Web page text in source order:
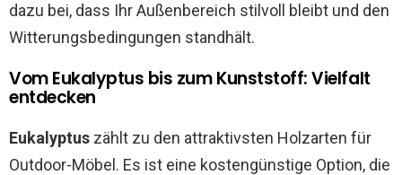
dazu bei, dass Ihr Außenbereich stilvoll bleibt und den
Witterungsbedingungen standhält.
Vom Eukalyptus bis zum Kunststoff: Vielfalt
entdecken
Eukalyptus zählt zu den attraktivsten Holzarten für
Outdoor-Möbel. Es ist eine kostengünstige Option, die